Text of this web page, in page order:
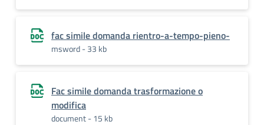
fac simile domanda rientro-a-tempo-pieno-
msword - 33 kb
Fac simile domanda trasformazione o
modifica
document - 15 kb